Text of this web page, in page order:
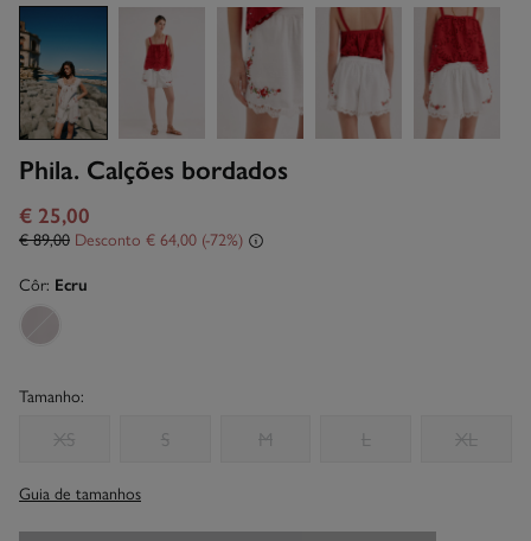
Phila. Calções bordados
€ 25,00
€ 89,00 Desconto € 64,00 72
Côr: Ecru
Tamanho:
XS S M L XL
Guia de tamanhos